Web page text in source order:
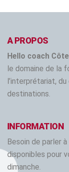
A PROPOS
Hello coach
le domaine de la
l’interprétariat,
destinations.
INFORMATION
Besoin de parler
disponibles pour
dimanche.